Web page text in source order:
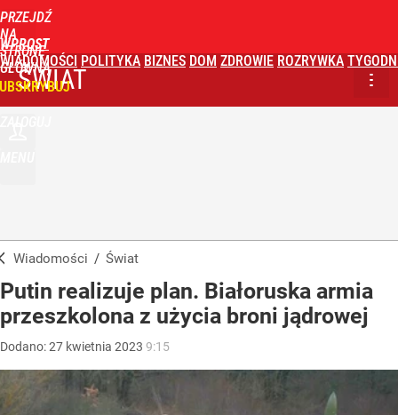
PRZEJDŹ
NA
STRONĘ
GŁÓWNĄ
WPROST
WIADOMOŚCI POLITYKA BIZNES DOM ZDROWIE ROZRYWKA
ŚWIAT
Wiadomości / Świat
Putin realizuje plan. Białoruska armia
przeszkolona z użycia broni jądrowej
Dodano:27 kwietnia 2023 9:15